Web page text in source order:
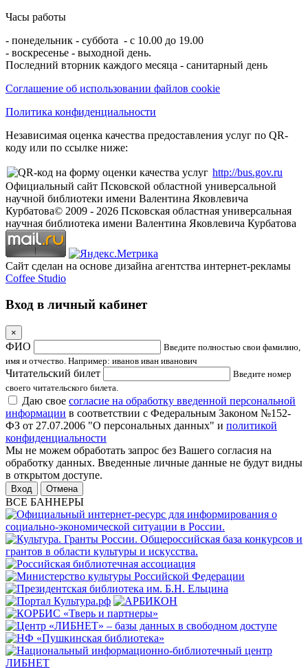
Часы работы
- понедельник - суббота - с 10.00 до 19.00
- воскресенье - выходной день.
Последний вторник каждого месяца - санитарный день
Соглашение об использовании файлов cookie
Политика конфиденциальности
Независимая оценка качества предоставления услуг по QR-
коду или по ссылке ниже:
http://bus.gov.ru
Официальный сайт Псковской областной универсальной
научной библиотеки имени Валентина Яковлевича
Курбатова© 2009 - 2026 Псковская областная универсальная
научная библиотека имени Валентина Яковлевича Курбатова
Сайт сделан на основе дизайна агентства интернет-рекламы
Coffee Studio
Вход в личный кабинет
×
ФИО
Введите полностью свои фамилию,
имя и отчество. Например: иванов иван иванович
Читательский билет
Введите номер
своего читательского билета.
Даю свое согласие на обработку введенной персональной
информации в соответствии с Федеральным Законом №152-
ФЗ от 27.07.2006 "О персональных данных" и политикой
конфиденциальности
Мы не можем обработать запрос без Вашего согласия на
обработку данных. Введенные личные данные не будут видны
в открытом доступе.
Отмена
ВСЕ БАННЕРЫ